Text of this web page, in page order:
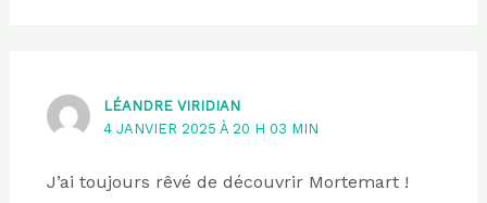
LÉANDRE VIRIDIAN
4 JANVIER 2025 À 20 H 03 MIN
J’ai toujours rêvé de découvrir Mortemart !